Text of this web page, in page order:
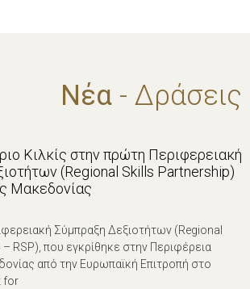
Νέα - Δράσεις
Κιλκίς στην πρώτη Περιφερειακή
(Regional Skills Partnership)
Μακεδονίας
Σύμπραξη Δεξιοτήτων (Regional
RSP), που εγκρίθηκε στην Περιφέρεια
από την Ευρωπαϊκή Επιτροπή στο
for